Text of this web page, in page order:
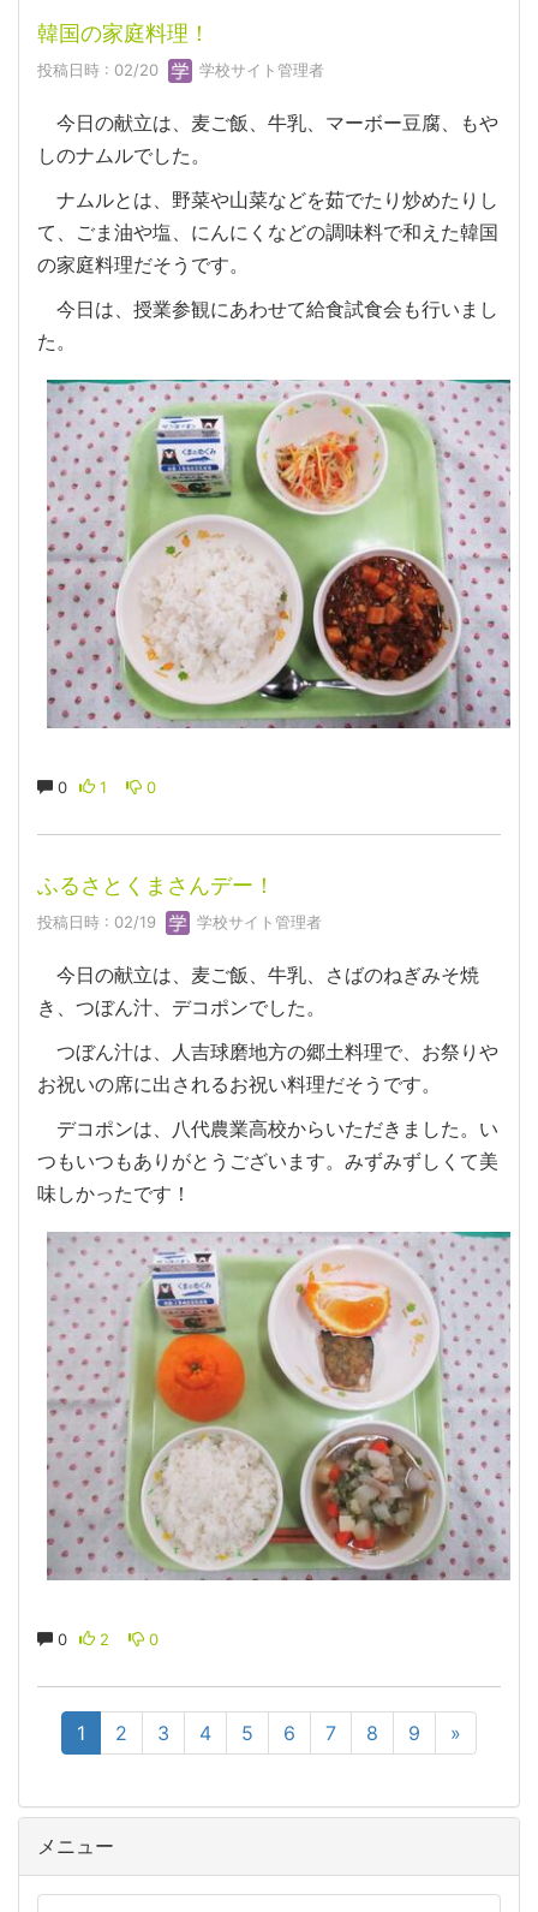
韓国の家庭料理！
投稿日時 : 02/20 学校サイト管理者
今日の献立は、麦ご飯、牛乳、マーボー豆腐、もや
しのナムルでした。
ナムルとは、野菜や山菜などを茹でたり炒めたりし
て、ごま油や塩、にんにくなどの調味料で和えた韓国
の家庭料理だそうです。
今日は、授業参観にあわせて給食試食会も行いまし
た。
0 1 0
ふるさとくまさんデー！
投稿日時 : 02/19 学校サイト管理者
今日の献立は、麦ご飯、牛乳、さばのねぎみそ焼
き、つぼん汁、デコポンでした。
つぼん汁は、人吉球磨地方の郷土料理で、お祭りや
お祝いの席に出されるお祝い料理だそうです。
デコポンは、八代農業高校からいただきました。い
つもいつもありがとうございます。みずみずしくて美
味しかったです！
0 2 0
1 2 3 4 5 6 7 8 9 »
メニュー